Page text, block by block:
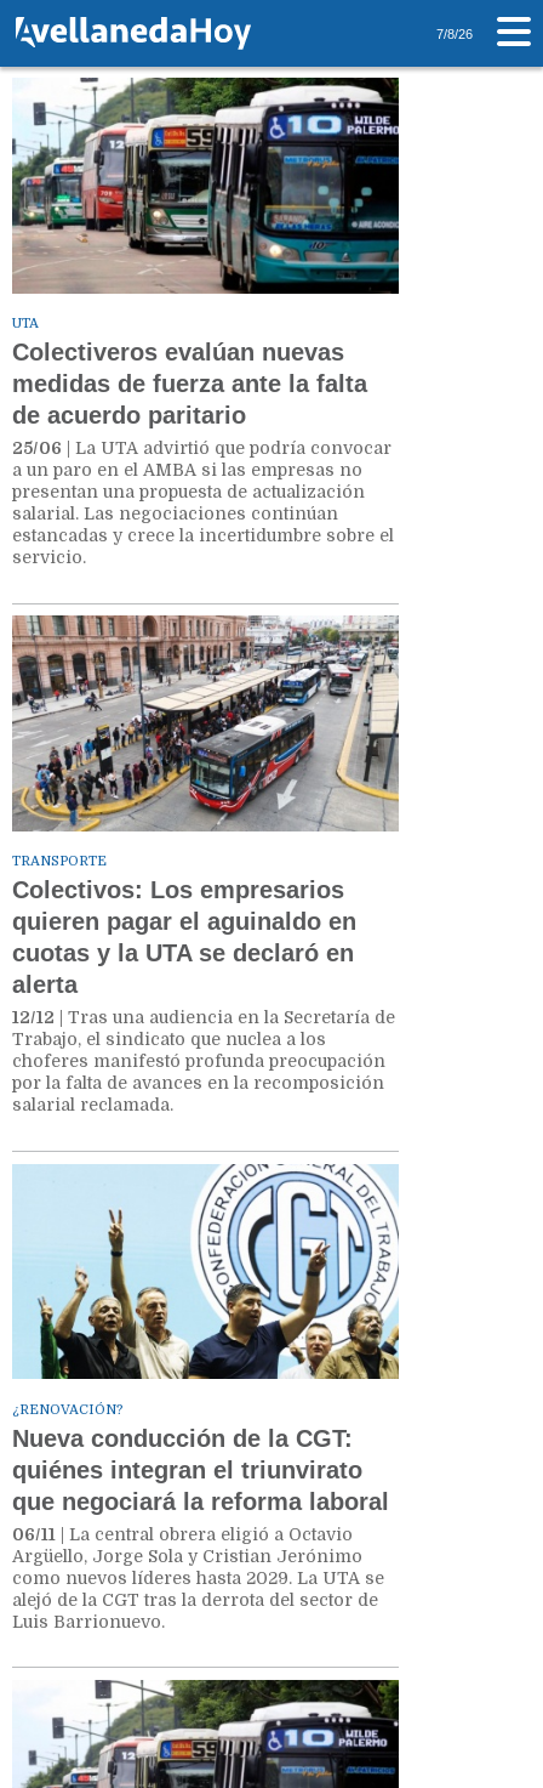
7/8/26
Tag: UTA
UTA
Colectiveros evalúan nuevas
medidas de fuerza ante la falta
de acuerdo paritario
25/06 | La UTA advirtió que podría convocar
a un paro en el AMBA si las empresas no
presentan una propuesta de actualización
salarial. Las negociaciones continúan
estancadas y crece la incertidumbre sobre el
servicio.
TRANSPORTE
Colectivos: Los empresarios
quieren pagar el aguinaldo en
cuotas y la UTA se declaró en
alerta
12/12 | Tras una audiencia en la Secretaría de
Trabajo, el sindicato que nuclea a los
choferes manifestó profunda preocupación
por la falta de avances en la recomposición
salarial reclamada.
¿RENOVACIÓN?
Nueva conducción de la CGT:
quiénes integran el triunvirato
que negociará la reforma laboral
06/11 | La central obrera eligió a Octavio
Argüello, Jorge Sola y Cristian Jerónimo
como nuevos líderes hasta 2029. La UTA se
alejó de la CGT tras la derrota del sector de
Luis Barrionuevo.